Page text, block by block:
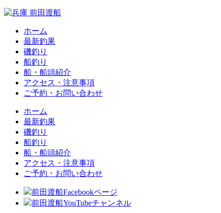
ホーム
最新釣果
磯釣り
船釣り
船・船頭紹介
アクセス・注意事項
ご予約・お問い合わせ
ホーム
最新釣果
磯釣り
船釣り
船・船頭紹介
アクセス・注意事項
ご予約・お問い合わせ
前田渡船Facebookページ
前田渡船YouTubeチャンネル